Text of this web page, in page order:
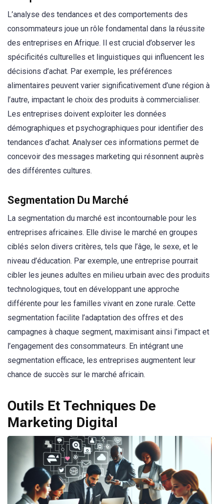
L’analyse des tendances et des comportements des
consommateurs joue un rôle fondamental dans la réussite
des entreprises en Afrique. Il est crucial d’observer les
spécificités culturelles et linguistiques qui influencent les
décisions d’achat. Par exemple, les préférences
alimentaires peuvent varier significativement d’une région à
l’autre, impactant le choix des produits à commercialiser.
Les entreprises doivent exploiter les données
démographiques et psychographiques pour identifier des
tendances d’achat. Analyser ces informations permet de
concevoir des messages marketing qui résonnent auprès
des différentes cultures.
Segmentation Du Marché
La segmentation du marché est incontournable pour les
entreprises africaines. Elle divise le marché en groupes
ciblés selon divers critères, tels que l’âge, le sexe, et le
niveau d’éducation. Par exemple, une entreprise pourrait
cibler les jeunes adultes en milieu urbain avec des produits
technologiques, tout en développant une approche
différente pour les familles vivant en zone rurale. Cette
segmentation facilite l’adaptation des offres et des
campagnes à chaque segment, maximisant ainsi l’impact et
l’engagement des consommateurs. En intégrant une
segmentation efficace, les entreprises augmentent leur
chance de succès sur le marché africain.
Outils Et Techniques De
Marketing Digital